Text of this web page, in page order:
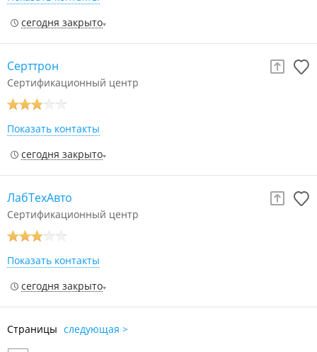
сегодня закрыто
Серттрон
Сертификационный центр
Показать контакты
сегодня закрыто
ЛабТехАвто
Сертификационный центр
Показать контакты
сегодня закрыто
Страницы следующая >